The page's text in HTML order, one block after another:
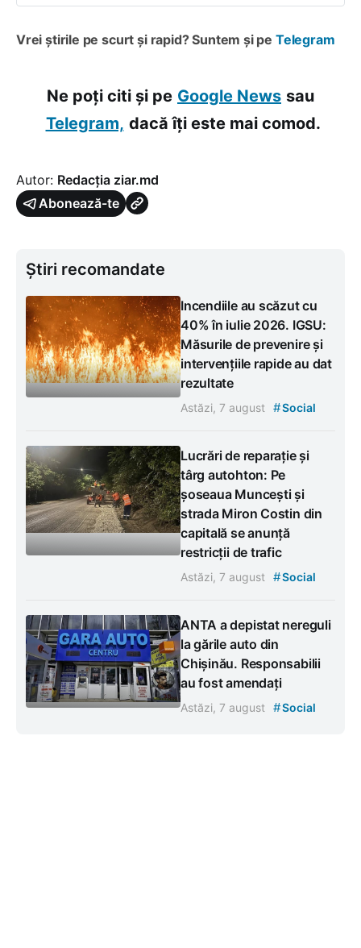
Vrei știrile pe scurt și rapid? Suntem și pe Telegram
Ne poți citi și pe Google News sau
Telegram, dacă îți este mai comod.
Autor: Redacția ziar.md
Abonează-te
Știri recomandate
Incendiile au scăzut cu
40% în iulie 2026. IGSU:
Măsurile de prevenire și
intervențiile rapide au dat
rezultate
Astăzi, 7 august #Social
Lucrări de reparație și
târg autohton: Pe
șoseaua Muncești și
strada Miron Costin din
capitală se anunță
restricții de trafic
Astăzi, 7 august #Social
ANTA a depistat nereguli
la gările auto din
Chișinău. Responsabilii
au fost amendați
Astăzi, 7 august #Social